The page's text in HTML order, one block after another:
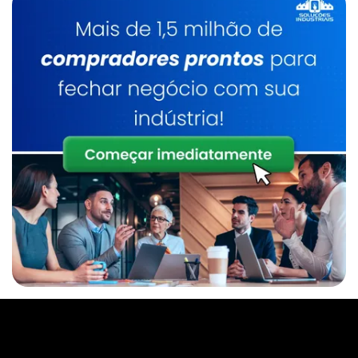
Empresas De Gases Medicinais Em Limeira
Gás Para Chopp Sp
Empresas De Gases Industriais Em Limeira
Gás Para Corte De Chapa
Distribuidor De Oxigênio Líquido Em Limeira
Gás Para Corte Laser
Gases Industriais Em Valinhos